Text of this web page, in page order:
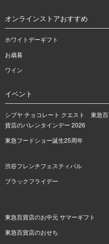
オンラインストアおすすめ
ホワイトデーギフト
お歳暮
ワイン
イベント
シブヤ チョコレート クエスト 東急百
貨店のバレンタインデー 2026
東急フードショー誕生25周年
渋谷フレンチフェスティバル
ブラックフライデー
東急百貨店のお中元 サマーギフト
東急百貨店のおせち